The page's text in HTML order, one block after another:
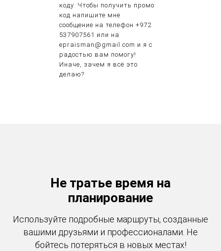
коду. Чтобы получить промо
код напишите мне
сообщение на телефон +972
537907561 или на
epraisman@gmail.com и я с
радостью вам помогу!
Иначе, зачем я всё это
делаю?
Не тратье время на
планирование
Используйте подробные маршруты, созданные
вашими друзьями и профессионалами. Не
бойтесь потеряться в новых местах!